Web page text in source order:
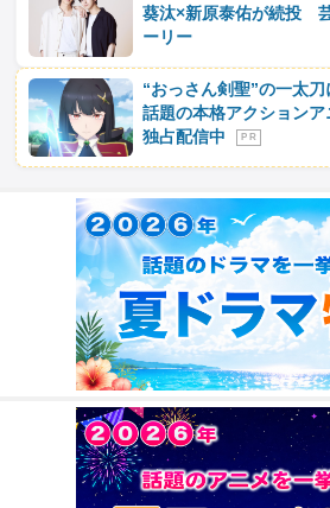
葵汰×新原泰佑が続投
ーリー
“おっさん剣聖”の一太
話題の本格アクション
独占配信中
P R